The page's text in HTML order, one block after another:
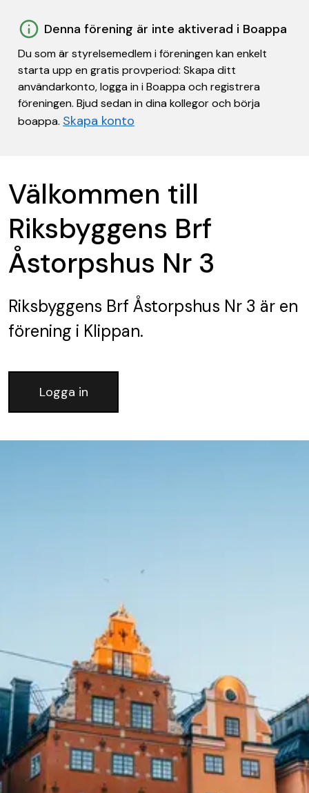
Denna förening är inte aktiverad i Boappa
Du som är styrelsemedlem i föreningen kan enkelt
starta upp en gratis provperiod: Skapa ditt
användarkonto, logga in i Boappa och registrera
föreningen. Bjud sedan in dina kollegor och börja
boappa. Skapa konto
Välkommen till
Riksbyggens Brf
Åstorpshus Nr 3
Riksbyggens Brf Åstorpshus Nr 3 är en
förening i Klippan.
Logga in